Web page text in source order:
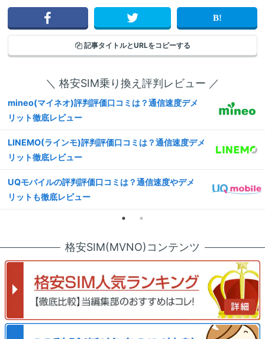
記事タイトルとURLをコピーする
＼ 格安SIM乗り換え評判レビュー ／
mineo(マイネオ)評判評価口コミは？通信速度デメ
リット徹底レビュー
LINEMO(ラインモ)評判評価口コミは？通信速度デメ
リット徹底レビュー
UQモバイルの評判評価口コミは？通信速度やデメ
リットも徹底レビュー
格安SIM(MVNO)コンテンツ